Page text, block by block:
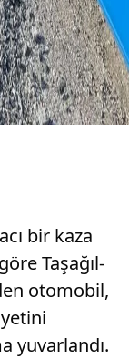
bir kaza
Taşağıl-
otomobil,
yuvarlandı.